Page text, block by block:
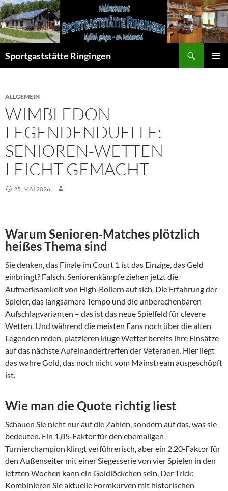
Zum
Inhalt
springen
Sportgaststätte Ringingen
ALLGEMEIN
WIMBLEDON
LEGENDENDUELLE:
SENIOREN‑WETTEN
LEICHT GEMACHT
25. MAI 2026
Warum Senioren‑Matches plötzlich
heißes Thema sind
Sie denken, das Finale im Court 1 ist das Einzige, das Geld
einbringt? Falsch. Seniorenkämpfe ziehen jetzt die
Aufmerksamkeit von High‑Rollern auf sich. Die Erfahrung der
Spieler, das langsamere Tempo und die unberechenbaren
Aufschlagvarianten – das ist das neue Spielfeld für clevere
Wetten. Und während die meisten Fans noch über die alten
Legenden reden, platzieren kluge Wetter bereits ihre Einsätze
auf das nächste Aufeinandertreffen der Veteranen. Hier liegt
das wahre Gold, das noch nicht vom Mainstream ausgeschöpft
ist.
Wie man die Quote richtig liest
Schauen Sie nicht nur auf die Zahlen, sondern auf das, was sie
bedeuten. Ein 1,85‑Faktor für den ehemaligen
Turnierchampion klingt verführerisch, aber ein 2,20‑Faktor für
den Außenseiter mit einer Siegesserie von vier Spielen in den
letzten Wochen kann ein Goldlöckchen sein. Der Trick:
Kombinieren Sie aktuelle Formkurven mit historischen